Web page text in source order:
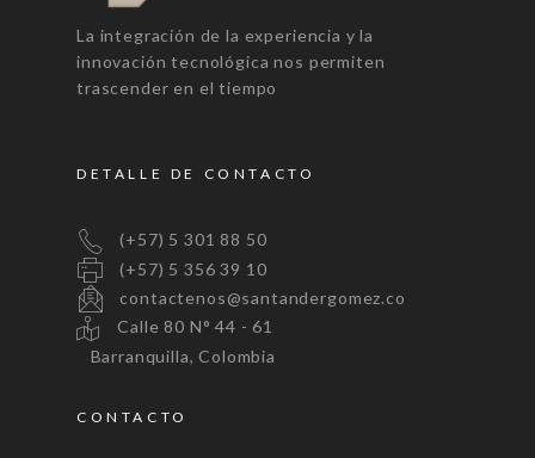
La integración de la experiencia y la
innovación tecnológica nos permiten
trascender en el tiempo
DETALLE DE CONTACTO
(+57) 5 301 88 50
(+57) 5 356 39 10
contactenos@santandergomez.co
Calle 80 N° 44 - 61
Barranquilla, Colombia
CONTACTO